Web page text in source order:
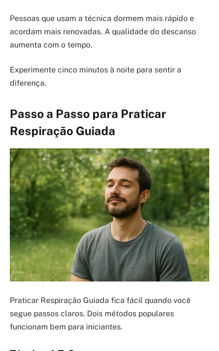
Pessoas que usam a técnica dormem mais rápido e
acordam mais renovadas. A qualidade do descanso
aumenta com o tempo.
Experimente cinco minutos à noite para sentir a
diferença.
Passo a Passo para Praticar
Respiração Guiada
Praticar Respiração Guiada fica fácil quando você
segue passos claros. Dois métodos populares
funcionam bem para iniciantes.